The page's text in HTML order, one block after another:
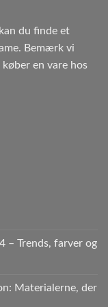
du finde et
Bemærk vi
en vare hos
– Trends, farver og
Materialerne, der